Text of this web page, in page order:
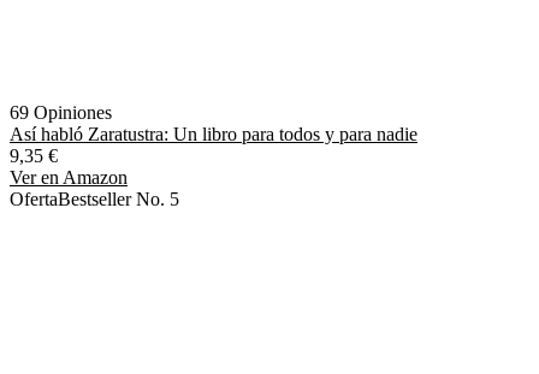
69 Opiniones
Así habló Zaratustra: Un libro para todos y para nadie
9,35 €
Ver en Amazon
OfertaBestseller No. 5